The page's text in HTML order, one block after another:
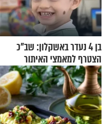
בן 4 נעדר באשקלון: שב"כ
הצטרף למאמצי האיתור